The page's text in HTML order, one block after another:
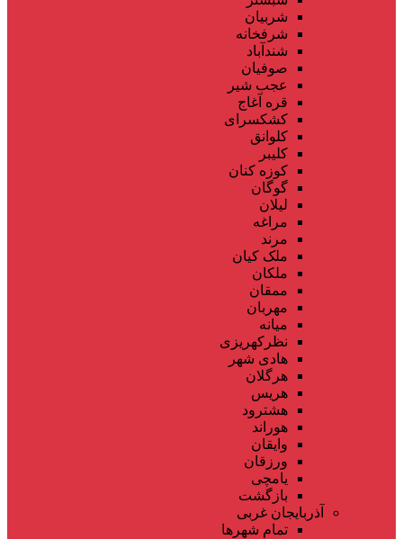
شربیان
شرفخانه
شندآباد
صوفیان
عجب شیر
قره آغاج
کشکسرای
کلوانق
کلیبر
کوزه کنان
گوگان
لیلان
مراغه
مرند
ملک کیان
ملکان
ممقان
مهربان
میانه
نظرکهریزی
هادی شهر
هرگلان
هریس
هشترود
هوراند
وایقان
ورزقان
یامچی
بازگشت
آذربایجان غربی
تمام شهر‌ها